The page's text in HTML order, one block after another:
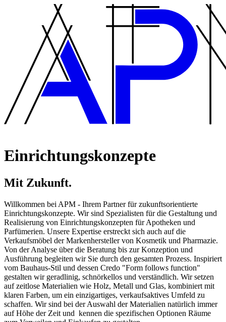
Einrichtungskonzepte
Mit Zukunft.
Willkommen bei APM - Ihrem Partner für zukunftsorientierte
Einrichtungskonzepte. Wir sind Spezialisten für die Gestaltung und
Realisierung von Einrichtungskonzepten für Apotheken und
Parfümerien. Unsere Expertise erstreckt sich auch auf die
Verkaufsmöbel der Markenhersteller von Kosmetik und Pharmazie.
Von der Analyse über die Beratung bis zur Konzeption und
Ausführung begleiten wir Sie durch den gesamten Prozess. Inspiriert
vom Bauhaus-Stil und dessen Credo "Form follows function"
gestalten wir geradlinig, schnörkellos und verständlich. Wir setzen
auf zeitlose Materialien wie Holz, Metall und Glas, kombiniert mit
klaren Farben, um ein einzigartiges, verkaufsaktives Umfeld zu
schaffen. Wir sind bei der Auswahl der Materialien natürlich immer
auf Höhe der Zeit und kennen die spezifischen Optionen Räume